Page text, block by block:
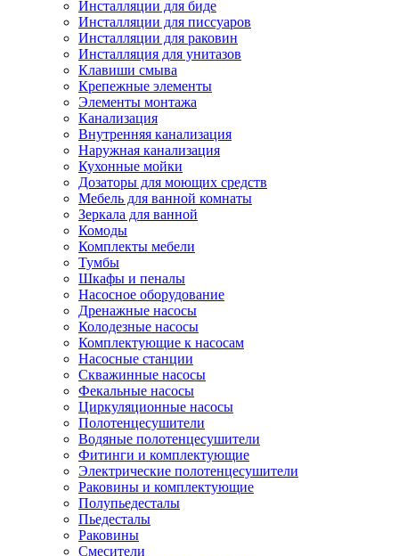
Инсталляции для биде
Инсталляции для писсуаров
Инсталляции для раковин
Инсталляция для унитазов
Клавиши смыва
Крепежные элементы
Элементы монтажа
Канализация
Внутренняя канализация
Наружная канализация
Кухонные мойки
Дозаторы для моющих средств
Мебель для ванной комнаты
Зеркала для ванной
Комоды
Комплекты мебели
Тумбы
Шкафы и пеналы
Насосное оборудование
Дренажные насосы
Колодезные насосы
Комплектующие к насосам
Насосные станции
Скважинные насосы
Фекальные насосы
Циркуляционные насосы
Полотенцесушители
Водяные полотенцесушители
Фитинги и комплектующие
Электрические полотенцесушители
Раковины и комплектующие
Полупьедесталы
Пьедесталы
Раковины
Смесители